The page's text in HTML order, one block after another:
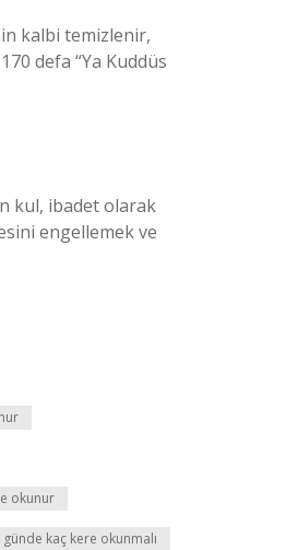
kalbi temizlenir,
defa “Ya Kuddüs
kul, ibadet olarak
engellemek ve
okunur
kaç kere okunmalı